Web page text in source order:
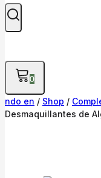
0
ndo en / Shop /
Desmaquillantes de